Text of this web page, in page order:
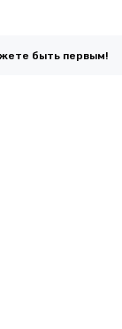
быть первым!